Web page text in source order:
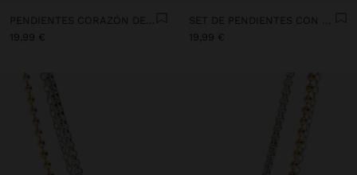
19,99 €
19,99 €